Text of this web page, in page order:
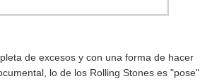
de excesos y con una forma de hacer
lo de los Rolling Stones es "pose".